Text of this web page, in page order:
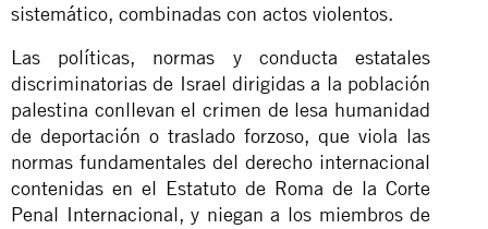
sistemático, combinadas con actos violentos.
Las políticas, normas y conducta estatales
discriminatorias de Israel dirigidas a la población
palestina conllevan el crimen de lesa humanidad
de deportación o traslado forzoso, que viola las
normas fundamentales del derecho internacional
contenidas en el Estatuto de Roma de la Corte
Penal Internacional, y niegan a los miembros de